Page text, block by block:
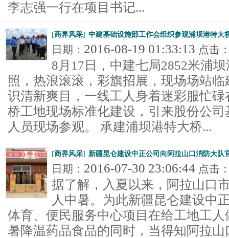
李志强一行在项目书记...
[商界风采] 中建基础设施部工作会组织参观浦坝港特大
日期： 2016-08-19 01:33:13 点击
8月17日，中建七局2852米浦
照，热浪滚滚，彩旗招展，现场场站
识清新爽目，一线工人身着迷彩服忙
桥工地现场标准化建设，引来股份公
人员现场参观。 承建浦坝港特大桥...
[商界风采] 新疆昆仑建设中正公司向阿拉山口消防大队
日期： 2016-07-30 23:06:44 点击
据了解，入夏以来，阿拉山口
人中暑。为此新疆昆仑建设中
体育、便民服务中心项目在给工地工
暑降温药品食品的同时，当得知阿拉